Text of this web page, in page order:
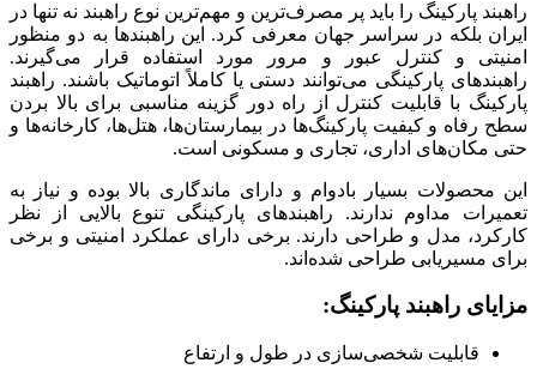
راهبند پارکینگ را باید پر مصرف‌ترین و مهم‌ترین نوع راهبند نه تنها در
ایران بلکه در سراسر جهان معرفی کرد. این راهبندها به دو منظور
امنیتی و کنترل عبور و مرور مورد استفاده قرار می‌گیرند.
راهبندهای پارکینگی می‌توانند دستی یا کاملاً اتوماتیک باشند. راهبند
پارکینگ با قابلیت کنترل از راه دور گزینه مناسبی برای بالا بردن
سطح رفاه و کیفیت پارکینگ‌ها در بیمارستان‌ها، هتل‌ها، کارخانه‌ها و
حتی مکان‌های اداری، تجاری و مسکونی است.
این محصولات بسیار بادوام و دارای ماندگاری بالا بوده و نیاز به
تعمیرات مداوم ندارند. راهبندهای پارکینگی تنوع بالایی از نظر
کارکرد، مدل و طراحی دارند. برخی دارای عملکرد امنیتی و برخی
برای مسیریابی طراحی شده‌اند.
مزایای راهبند پارکینگ:
قابلیت شخصی‌سازی در طول و ارتفاع